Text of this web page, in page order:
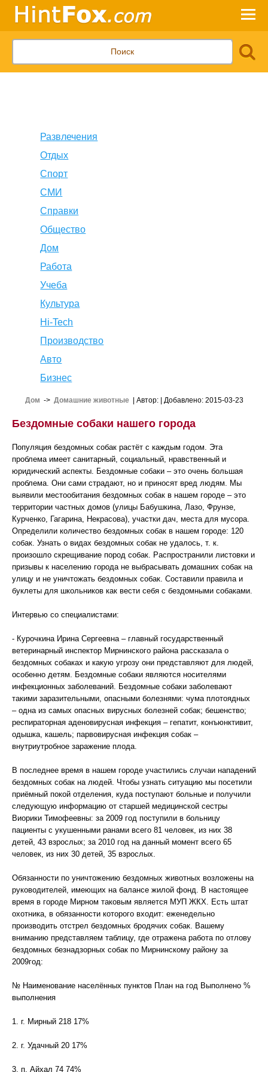
Развлечения
Отдых
Спорт
СМИ
Справки
Общество
Дом
Работа
Учеба
Культура
Hi-Tech
Производство
Авто
Бизнес
Дом -> Домашние животные| Автор: | Добавлено: 2015-03-23
Бездомные собаки нашего города
Популяция бездомных собак растёт с каждым годом. Эта
проблема имеет санитарный, социальный, нравственный и
юридический аспекты. Бездомные собаки – это очень большая
проблема. Они сами страдают, но и приносят вред людям. Мы
выявили местообитания бездомных собак в нашем городе – это
территории частных домов (улицы Бабушкина, Лазо, Фрунзе,
Курченко, Гагарина, Некрасова), участки дач, места для мусора.
Определили количество бездомных собак в нашем городе: 120
собак. Узнать о видах бездомных собак не удалось, т. к.
произошло скрещивание пород собак. Распространили листовки и
призывы к населению города не выбрасывать домашних собак на
улицу и не уничтожать бездомных собак. Составили правила и
буклеты для школьников как вести себя с бездомными собаками.
Интервью со специалистами:
- Курочкина Ирина Сергеевна – главный государственный
ветеринарный инспектор Мирнинского района рассказала о
бездомных собаках и какую угрозу они представляют для людей,
особенно детям. Бездомные собаки являются носителями
инфекционных заболеваний. Бездомные собаки заболевают
такими заразительными, опасными болезнями: чума плотоядных
– одна из самых опасных вирусных болезней собак; бешенство;
респираторная аденовирусная инфекция – гепатит, конъюнктивит,
одышка, кашель; парвовирусная инфекция собак –
внутриутробное заражение плода.
В последнее время в нашем городе участились случаи нападений
бездомных собак на людей. Чтобы узнать ситуацию мы посетили
приёмный покой отделения, куда поступают больные и получили
следующую информацию от старшей медицинской сестры
Виорики Тимофеевны: за 2009 год поступили в больницу
пациенты с укушенными ранами всего 81 человек, из них 38
детей, 43 взрослых; за 2010 год на данный момент всего 65
человек, из них 30 детей, 35 взрослых.
Обязанности по уничтожению бездомных животных возложены на
руководителей, имеющих на балансе жилой фонд. В настоящее
время в городе Мирном таковым является МУП ЖКХ. Есть штат
охотника, в обязанности которого входит: еженедельно
производить отстрел бездомных бродячих собак. Вашему
вниманию представляем таблицу, где отражена работа по отлову
бездомных безнадзорных собак по Мирнинскому району за
2009год:
№ Наименование населённых пунктов План на год Выполнено %
выполнения
1. г. Мирный 218 17%
2. г. Удачный 20 17%
3. п. Айхал 74 74%